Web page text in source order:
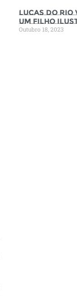
Lucas do Rio
um filho
Outubro 18, 2023